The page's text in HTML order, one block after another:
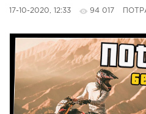
17-10-2020, 12:33 94 017